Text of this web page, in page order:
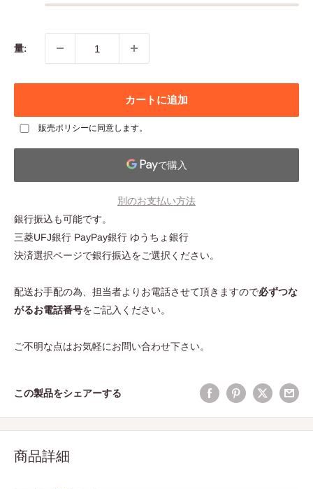
量:
カートに追加
販売ポリシーに同意します。
別のお支払い方法
銀行振込も可能です。
三菱UFJ銀行 PayPay銀行 ゆうちょ銀行
決済選択ページで銀行振込をご選択ください。
配送お手配の為、担当者よりお電話させて頂きますので必ずつな
がるお電話番号をご記入ください。
ご不明な点はお気軽にお問い合わせ下さい。
この製品をシェアーする
商品詳細